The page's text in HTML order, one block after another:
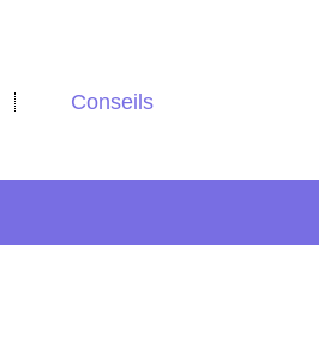
Conseils